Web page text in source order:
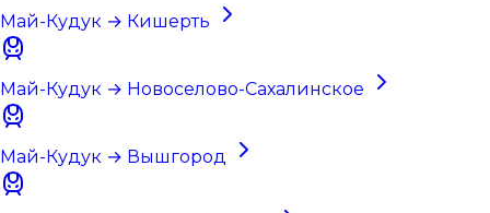
Май-Кудук → Кишерть
Май-Кудук → Новоселово-Сахалинское
Май-Кудук → Вышгород